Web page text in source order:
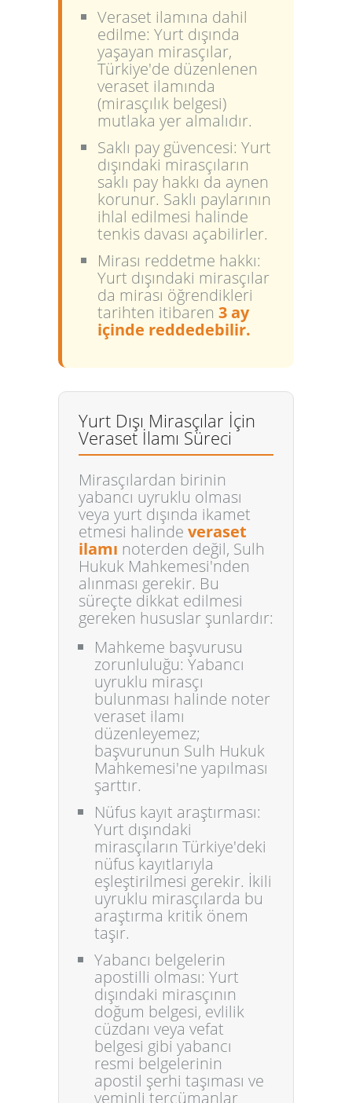
Veraset ilamına dahil
edilme: Yurt dışında
yaşayan mirasçılar,
Türkiye'de düzenlenen
veraset ilamında
(mirasçılık belgesi)
mutlaka yer almalıdır.
Saklı pay güvencesi: Yurt
dışındaki mirasçıların
saklı pay hakkı da aynen
korunur. Saklı paylarının
ihlal edilmesi halinde
tenkis davası açabilirler.
Mirası reddetme hakkı:
Yurt dışındaki mirasçılar
da mirası öğrendikleri
tarihten itibaren 3 ay
içinde reddedebilir.
Yurt Dışı Mirasçılar İçin
Veraset İlamı Süreci
Mirasçılardan birinin
yabancı uyruklu olması
veya yurt dışında ikamet
etmesi halinde veraset
ilamı noterden değil, Sulh
Hukuk Mahkemesi'nden
alınması gerekir. Bu
süreçte dikkat edilmesi
gereken hususlar şunlardır:
Mahkeme başvurusu
zorunluluğu: Yabancı
uyruklu mirasçı
bulunması halinde noter
veraset ilamı
düzenleyemez;
başvurunun Sulh Hukuk
Mahkemesi'ne yapılması
şarttır.
Nüfus kayıt araştırması:
Yurt dışındaki
mirasçıların Türkiye'deki
nüfus kayıtlarıyla
eşleştirilmesi gerekir. İkili
uyruklu mirasçılarda bu
araştırma kritik önem
taşır.
Yabancı belgelerin
apostilli olması: Yurt
dışındaki mirasçının
doğum belgesi, evlilik
cüzdanı veya vefat
belgesi gibi yabancı
resmi belgelerinin
apostil şerhi taşıması ve
yeminli tercümanlar